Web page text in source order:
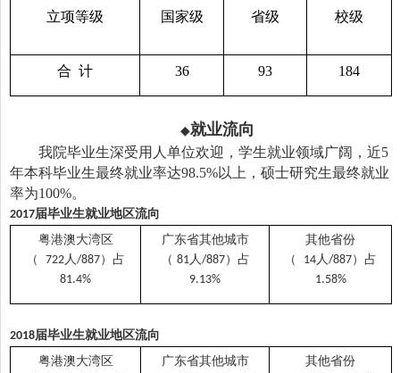
立项等级 国家级 省级 校级
合 计 36 93 184
◆就业流向
我院毕业生深受用人单位欢迎，学生就业领域广阔，近5
年本科毕业生最终就业率达98.5%以上，硕士研究生最终就业
率为100%。
2017届毕业生就业地区流向
粤港澳大湾区
（ 722人/887）占
81.4%
广东省其他城市
（ 81人/887）占
9.13%
其他省份
（ 14人/887）占
1.58%
2018届毕业生就业地区流向
粤港澳大湾区
广东省其他城市
其他省份